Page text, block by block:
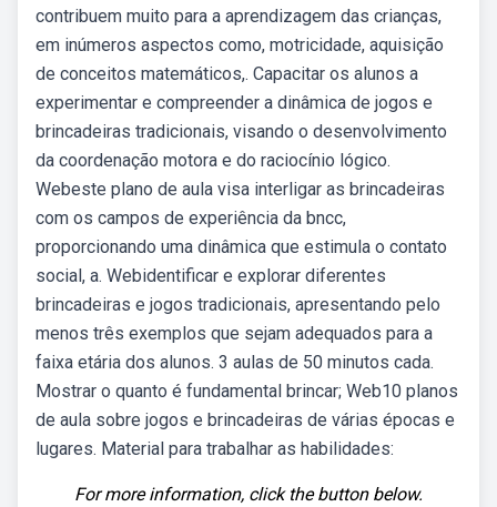
contribuem muito para a aprendizagem das crianças,
em inúmeros aspectos como, motricidade, aquisição
de conceitos matemáticos,. Capacitar os alunos a
experimentar e compreender a dinâmica de jogos e
brincadeiras tradicionais, visando o desenvolvimento
da coordenação motora e do raciocínio lógico.
Webeste plano de aula visa interligar as brincadeiras
com os campos de experiência da bncc,
proporcionando uma dinâmica que estimula o contato
social, a. Webidentificar e explorar diferentes
brincadeiras e jogos tradicionais, apresentando pelo
menos três exemplos que sejam adequados para a
faixa etária dos alunos. 3 aulas de 50 minutos cada.
Mostrar o quanto é fundamental brincar; Web10 planos
de aula sobre jogos e brincadeiras de várias épocas e
lugares. Material para trabalhar as habilidades:
For more information, click the button below.